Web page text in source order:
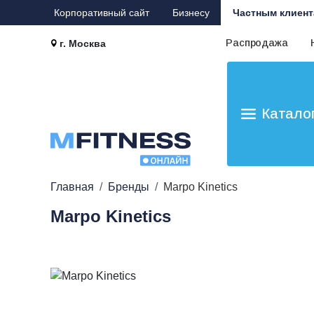
Корпоративный сайт Бизнесу Частным
г. Москва Распродажа
Главная Бренды Marpo Kinetics
Marpo Kinetics